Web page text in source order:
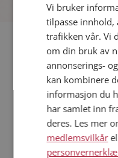
Hvis du søker dating i
På Møteplassen kan du
datinginteresserte single i
Läs mer
Trinn 1 - Bli medlem og
Vi bruker
tilpasse innhold,
trafikken vår. Vi
om din bruk av
annonserings-
kan kombinere
informasjon du
har samlet inn
deres. Les mer
medlemsvilkår